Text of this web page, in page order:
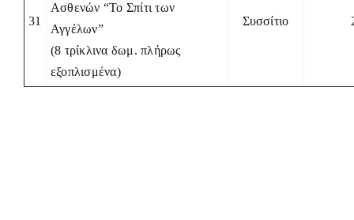
31
Ασθενών “Το Σπίτι των
Αγγέλων”
(8 τρίκλινα δωμ. πλήρως
εξοπλισμένα)
Συσσίτιο